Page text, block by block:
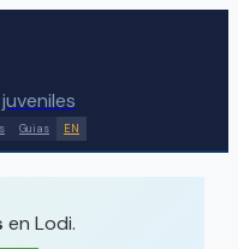
Guias EN
en Lodi.